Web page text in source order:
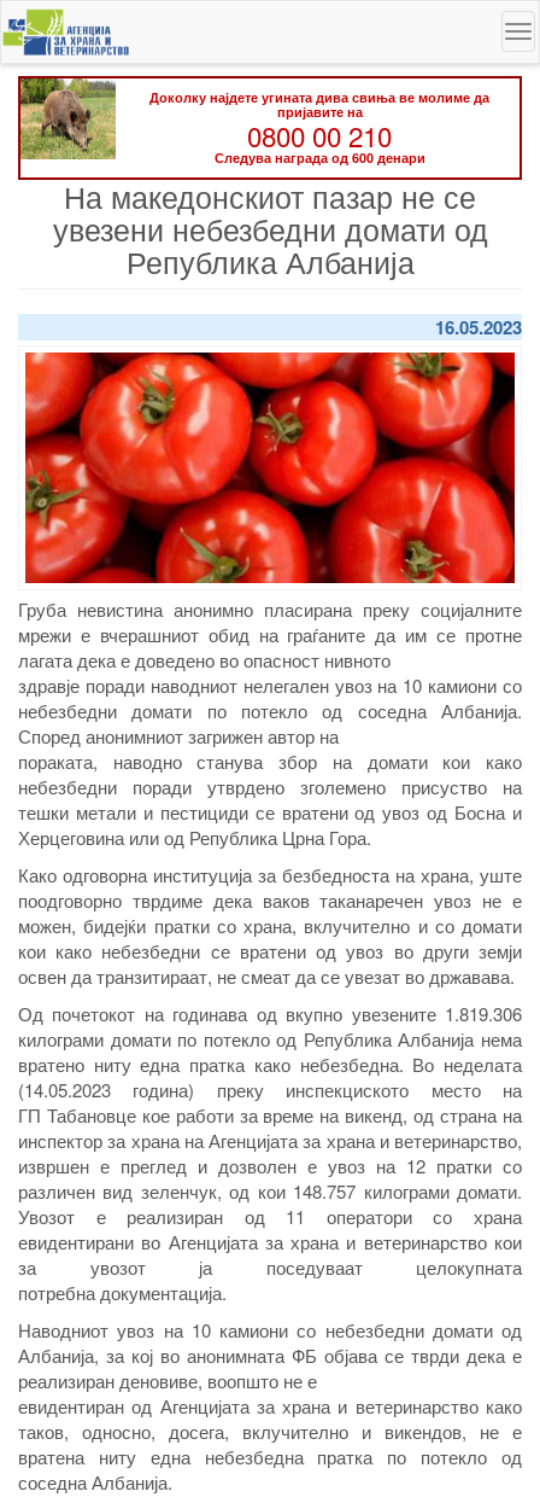
Skip
to
main
content
Доколку најдете угината дива свиња ве молиме да
пријавите на
0800 00 210
Следува награда од 600 денари
На македонскиот пазар не се
увезени небезбедни домати од
Република Албанија
16.05.2023
Груба невистина анонимно пласирана преку социјалните
мрежи е вчерашниот обид на граѓаните да им се протне
лагата дека е доведено во опасност нивното
здравје поради наводниот нелегален увоз на 10 камиони со
небезбедни домати по потекло од соседна Албанија.
Според анонимниот загрижен автор на
пораката, наводно станува збор на домати кои како
небезбедни поради утврдено зголемено присуство на
тешки метали и пестициди се вратени од увоз од Босна и
Херцеговина или од Република Црна Гора.
Како одговорна институција за безбедноста на храна, уште
поодговорно тврдиме дека ваков таканаречен увоз не е
можен, бидејќи пратки со храна, вклучително и со домати
кои како небезбедни се вратени од увоз во други земји
освен да транзитираат, не смеат да се увезат во државава.
Од почетокот на годинава од вкупно увезените 1.819.306
килограми домати по потекло од Република Албанија нема
вратено ниту една пратка како небезбедна. Во неделата
(14.05.2023 година) преку инспекциското место на
ГП Табановце кое работи за време на викенд, од страна на
инспектор за храна на Агенцијата за храна и ветеринарство,
извршен е преглед и дозволен е увоз на 12 пратки со
различен вид зеленчук, од кои 148.757 килограми домати.
Увозот е реализиран од 11 оператори со храна
евидентирани во Агенцијата за храна и ветеринарство кои
за увозот ја поседуваат целокупната
потребна документација.
Наводниот увоз на 10 камиони со небезбедни домати од
Албанија, за кој во анонимната ФБ објава се тврди дека е
реализиран деновиве, воопшто не е
евидентиран од Агенцијата за храна и ветеринарство како
таков, односно, досега, вклучително и викендов, не е
вратена ниту една небезбедна пратка по потекло од
соседна Албанија.